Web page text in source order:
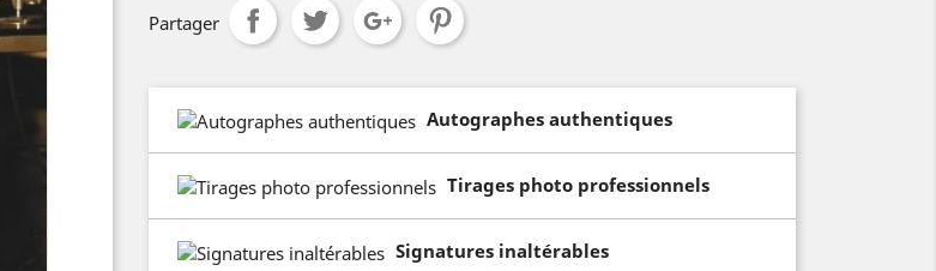
Partager
Autographes authentiques
Tirages photo professionnels
Signatures inaltérables